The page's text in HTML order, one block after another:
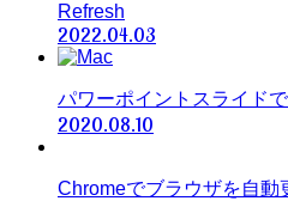
Refresh
2022.04.03
パワーポイントスライド
2020.08.10
Chromeでブラウザを自動